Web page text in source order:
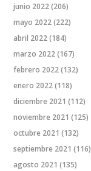
junio 2022(206)
mayo 2022(222)
abril 2022(184)
marzo 2022(167)
febrero 2022(132)
enero 2022(118)
diciembre 2021 (112)
noviembre 2021 (125)
octubre 2021 (132)
septiembre 2021 (116)
agosto 2021 (135)